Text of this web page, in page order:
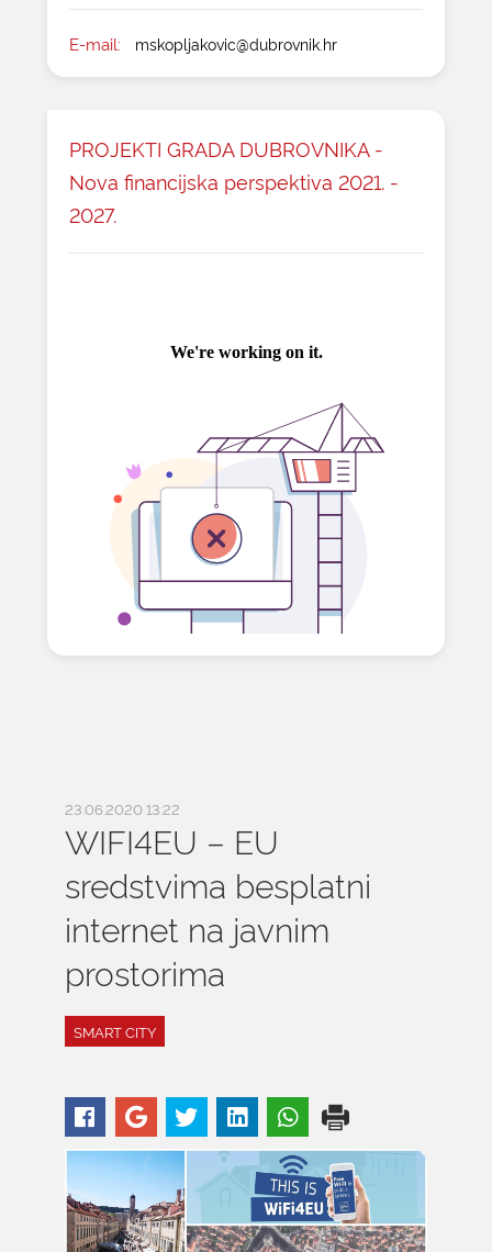
E-mail: mskopljakovic@dubrovnik.hr
PROJEKTI GRADA DUBROVNIKA -
Nova financijska perspektiva 2021. -
2027.
23.06.2020 13:22
WIFI4EU – EU
sredstvima besplatni
internet na javnim
prostorima
SMART CITY